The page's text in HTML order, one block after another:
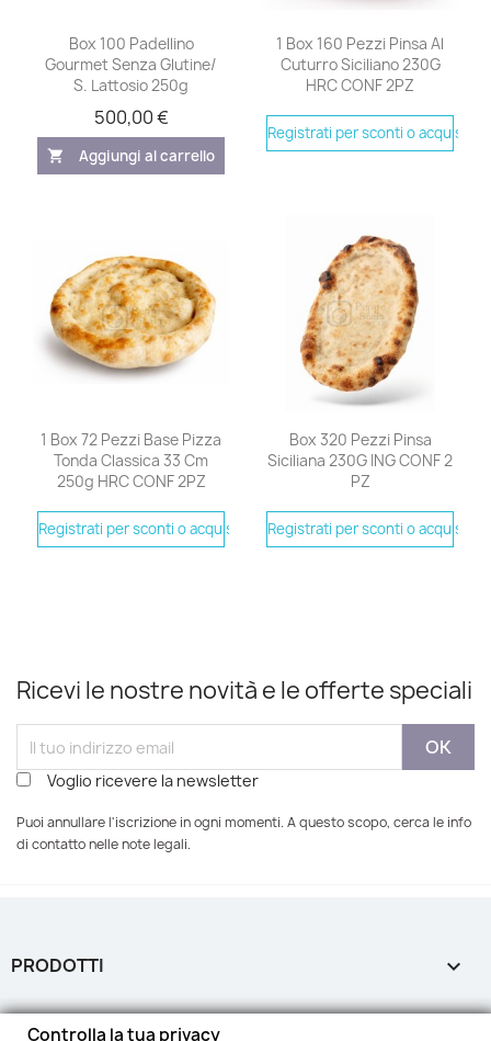
Box 100 Padellino
Gourmet Senza Glutine/
S. Lattosio 250g
500,00 €
shopping_cart Aggiungi al carrello
1 Box 160 Pezzi Pinsa Al
Cuturro Siciliano 230G
HRC CONF 2PZ
Registrati per sconti o acquistare
1 Box 72 Pezzi Base Pizza
Tonda Classica 33 Cm
250g HRC CONF 2PZ
Registrati per sconti o acquistare
Box 320 Pezzi Pinsa
Siciliana 230G ING CONF 2
PZ
Registrati per sconti o acquistare
Ricevi le nostre novità e le offerte speciali
Voglio ricevere la newsletter
Puoi annullare l'iscrizione in ogni momenti. A questo scopo, cerca le info
di contatto nelle note legali.
PRODOTTI 
LA NOSTRA AZIENDA 
Controlla la tua privacy